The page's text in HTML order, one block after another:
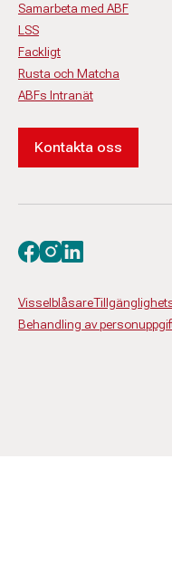
Samarbeta med ABF
LSS
Fackligt
Rusta och Matcha
ABFs Intranät
Kontakta oss
Visselblåsare
Behandling av
Besök oss på facebook
Besök oss på
Besök oss på